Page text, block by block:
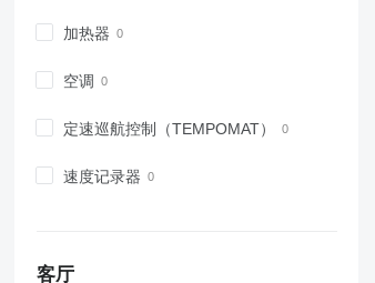
加热器
空调
定速巡航控制（TEMPOMAT）
速度记录器
客厅